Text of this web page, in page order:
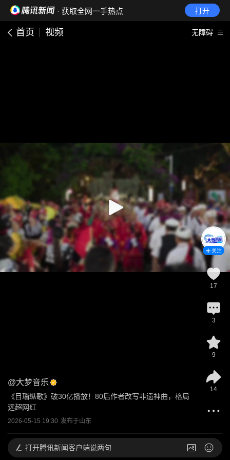
· 获取全网一手热点 打开
首页 视频 无障碍
@大梦音乐
《目瑙纵歌》破30亿播放！80后作者改写非遗神曲，格局
远超网红
2026-05-15 19:30 发布于山东
关注
17
3
9
14
打开腾讯新闻客户端说两句